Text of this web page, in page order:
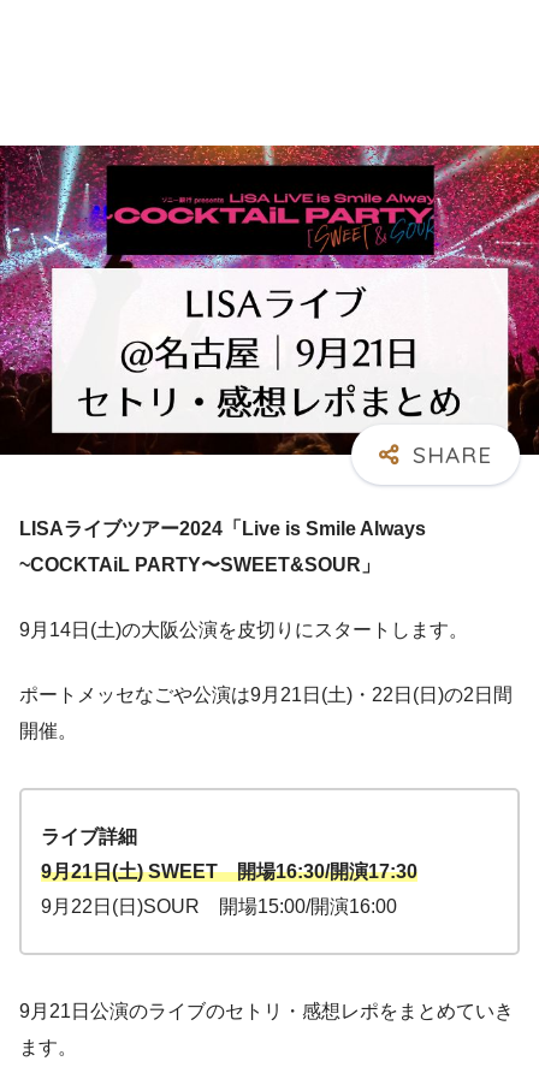
LISAライブツアー2024「Live is Smile Always
~COCKTAiL PARTY〜SWEET&SOUR」
9月14日(土)の大阪公演を皮切りにスタートします。
ポートメッセなごや公演は9月21日(土)・22日(日)の2日間
開催。
ライブ詳細
9月21日(土) SWEET 開場16:30/開演17:30
9月22日(日)SOUR 開場15:00/開演16:00
9月21日公演のライブのセトリ・感想レポをまとめていき
ます。